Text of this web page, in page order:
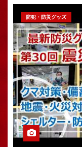
防犯・防災グッズ